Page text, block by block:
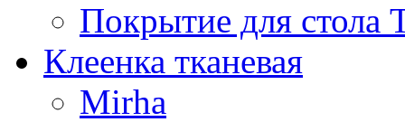
Покрытие для стола
Клеенка тканевая
Mirha